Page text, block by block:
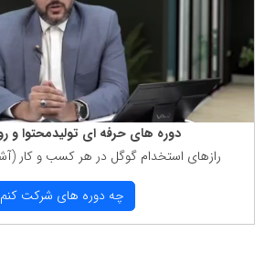
دوره های حرفه ای تولیدمحتوا و
رازهای استخدام گوگل در هر كسب و كار
چه دوره های شركت